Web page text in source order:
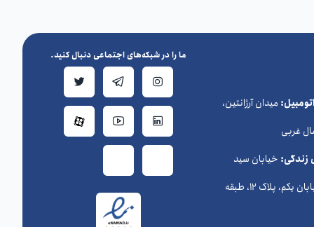
میدان آرژانتین،
غربی
خیابان سید
حسن نصرالله (وزراء) ، خیابان یکم، پلاک 12، طبقه
ما را در شبکه‌های اجتماعی دنبال کنید.